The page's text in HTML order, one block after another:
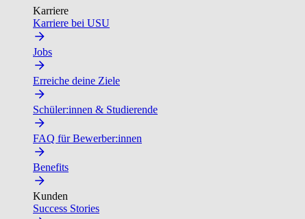
Karriere
Karriere bei USU
Jobs
Erreiche deine Ziele
Schüler:innen & Studierende
FAQ für Bewerber:innen
Benefits
Kunden
Success Stories